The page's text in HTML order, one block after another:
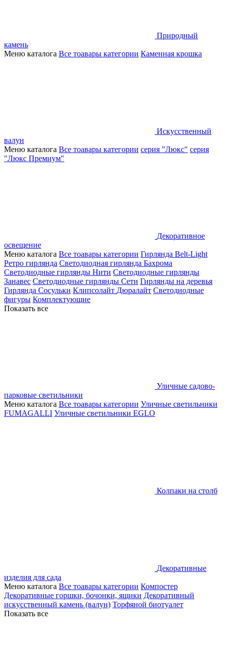
Природный
камень
Меню каталога Все тоавары категории Каменная крошка
Искусственный
валун
Меню каталога Все тоавары категории серия "Люкс" серия
"Люкс Премиум"
Декоративное
освещение
Меню каталога Все тоавары категории Гирлянда Belt-Light
Ретро гирлянда Светодиодная гирлянда Бахрома
Светодиодные гирлянды Нити Светодиодные гирлянды
Занавес Светодиодные гирлянды Сети Гирлянды на деревья
Гирлянда Сосульки Клипсолайт Дюралайт Светодиодные
фигуры Комплектующие
Показать все
Уличные садово-
парковые светильники
Меню каталога Все тоавары категории Уличные светильники
FUMAGALLI Уличные светильники EGLO
Колпаки на столб
Декоративные
изделия для сада
Меню каталога Все тоавары категории Компостер
Декоративные горшки, бочонки, ящики Декоративный
искусственный камень (валун) Торфяной биотуалет
Показать все